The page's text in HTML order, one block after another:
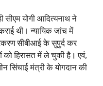
योगी आदित्यनाथ ने
थी। न्यायिक जांच में
सीबीआई के सुपुर्द कर
हिरासत में ले चुकी है। एवं,
सिंचाई मंत्री के योगदान की